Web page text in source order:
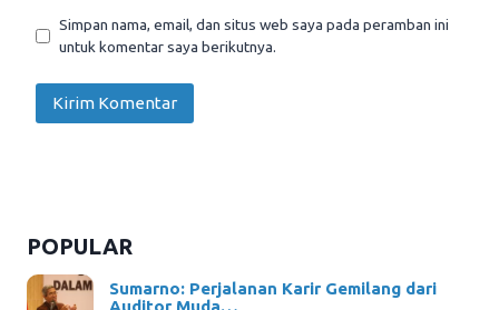
Simpan nama, email, dan situs web saya pada peramban ini
untuk komentar saya berikutnya.
POPULAR
Sumarno: Perjalanan Karir Gemilang dari
Auditor Muda…